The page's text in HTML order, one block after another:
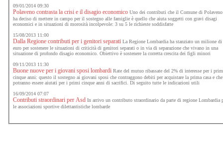
09/01/2014 09:30
Polaveno contrasta la crisi e il disagio economico Uno dei contributi che il Comune di Polaveno
ha deciso di mettere in campo per il sostegno alle famiglie è quello che aiuta soggetti con gravi disagi
economici e in situazioni di morosità incolpevole: 3 su 5 le richieste soddisfatte
15/08/2013 11:00
Dalla Regione contributi per i genitori separati La Regione Lombardia ha stanziato un milione di
euro per sostenere le situazioni di criticità di genitori separati o in via di separazione che vivano in una
situazione di profondo disagio economico. Obiettivo è sostenere la corretta crescita dei figli minori
09/11/2013 11:30
Buone nuove per i giovani sposi lombardi Rate del mutuo ribassate del 2% di interesse per i
cinque anni: questo il sostegno ai giovani sposi che contraggono debiti per acquistare la prima casa e che
potranno essere aiutati per i primi cinque anni di sacrifici. Di seguito tutte le indicazioni utili
16/09/2014 07:07
Contributi straordinari per Asd In arrivo un contributo straordinario da parte di regione Lombardia
le associazioni sportive dilettantistiche lombarde